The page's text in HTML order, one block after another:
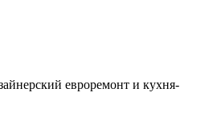
евроремонт и кухня-